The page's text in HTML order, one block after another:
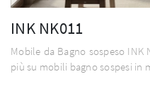
INK NK011
Mobile da Bagno sospeso INK
più su mobili bagno sospesi in